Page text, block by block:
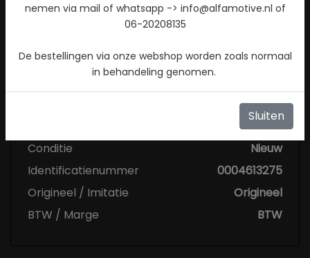
Stuur een WhatsApp bericht!
Check beschikbaarheid
Conditie
Nieuw
Identificatienummer
0004613275
Origineel / Imitatie
Origineel
BTW / Marge
BTW
nemen via mail of whatsapp -> info@alfamotive.nl of
06-20208135
De bestellingen via onze webshop worden zoals normaal
in behandeling genomen.
Sluiten